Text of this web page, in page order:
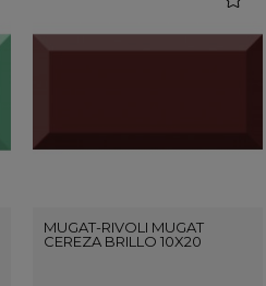
MUGAT-RIVOLI MUGAT
CEREZA BRILLO 10X20